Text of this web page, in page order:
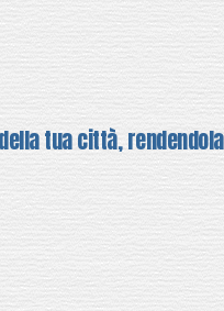
tua città,